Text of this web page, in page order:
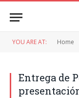
YOU ARE AT: Home
Entrega de